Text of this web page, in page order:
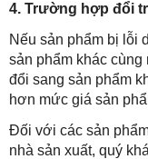
4. Trường hợp đổi
Nếu sản phẩm bị lỗi
sản phẩm khác cùng
đổi sang sản phẩm
hơn mức giá sản
Đối với các sản
nhà sản xuất, quý